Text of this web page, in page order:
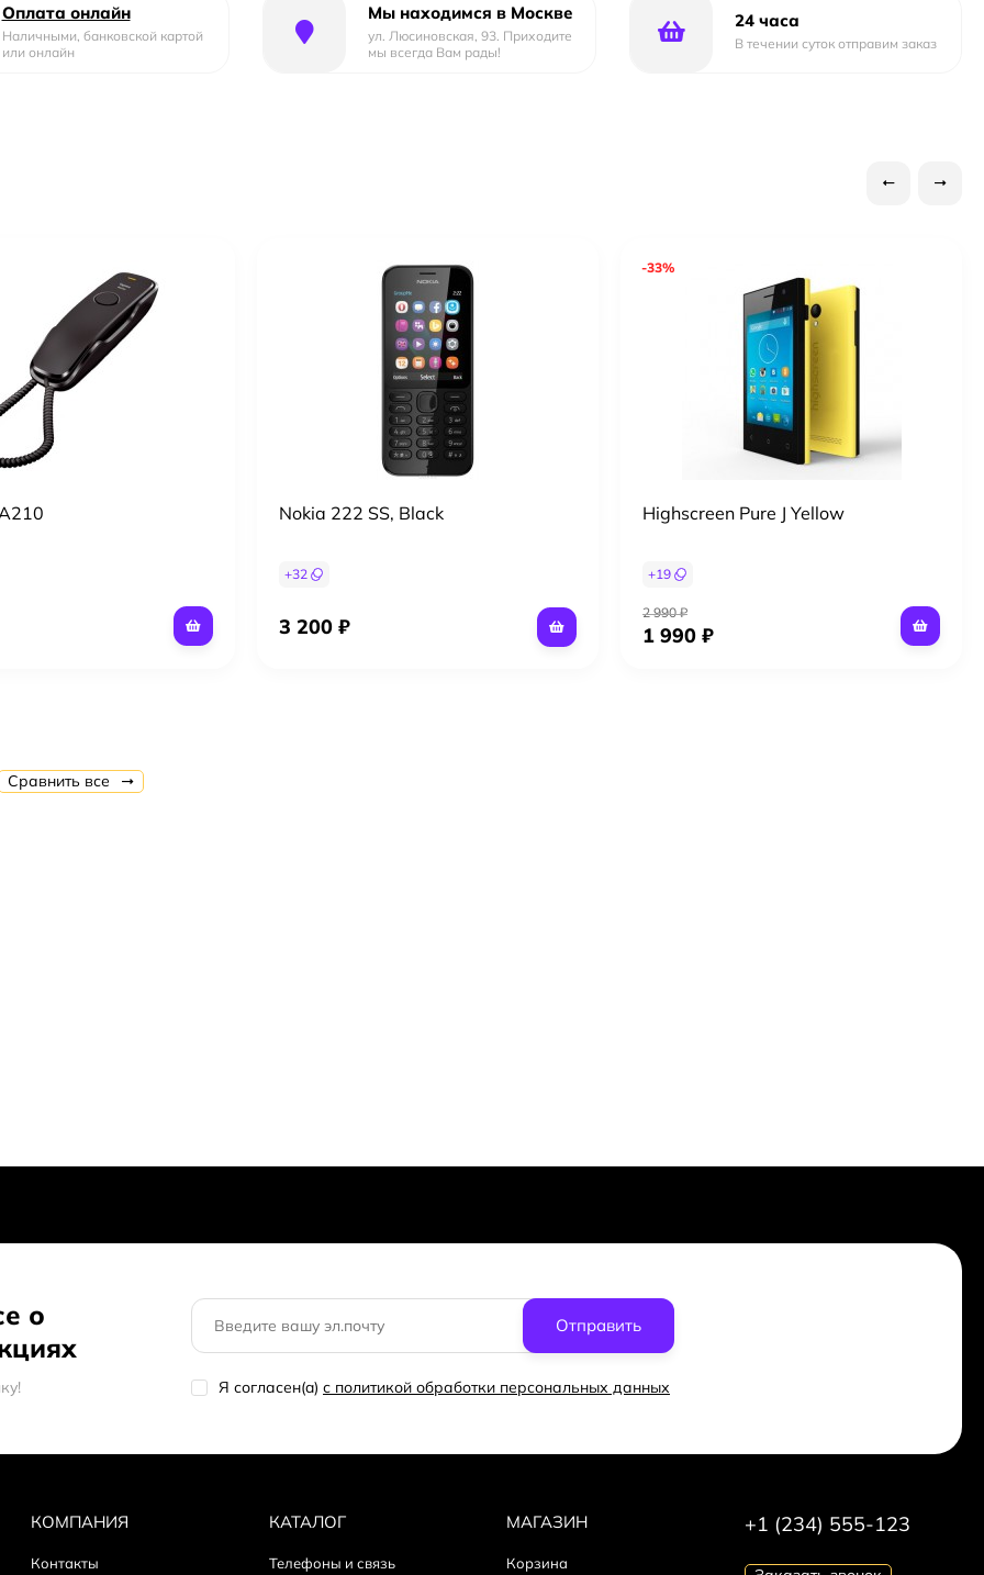
Оплата онлайн
Наличными, банковской картой
или онлайн
Мы находимся в Москве
ул. Люсиновская, 93. Приходите
мы всегда Вам рады!
24 часа
В течении суток отправим заказ
Nokia 222 SS, Black
+32
3 200 ₽
-33%
Highscreen Pure J Yellow
+19
2 990 ₽
1 990 ₽
Сравнить все
о
Отправить
Я согласен(a) с политикой обработки персональных данных
КОМПАНИЯ
Контакты
КАТАЛОГ
Телефоны и связь
МАГАЗИН
Корзина
+1 (234) 555-123